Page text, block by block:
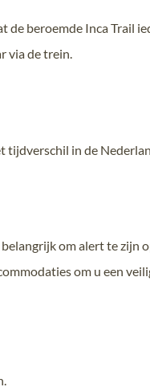
beroemde Inca Trail
via de trein.
in de
om alert te
om u een